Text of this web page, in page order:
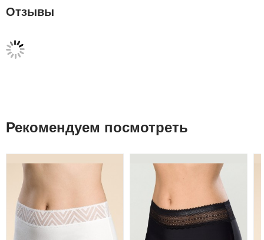
Отзывы
Рекомендуем посмотреть